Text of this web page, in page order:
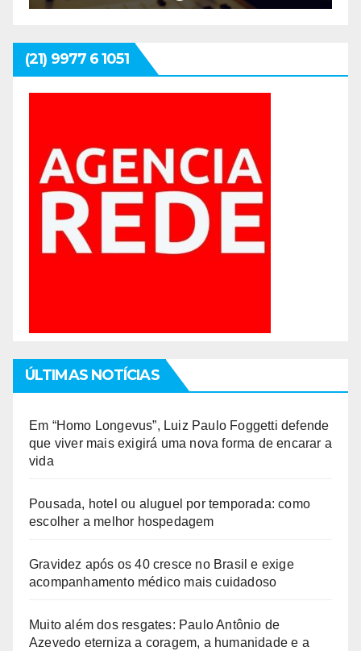
(21) 9977 6 1051
ÚLTIMAS NOTÍCIAS
Em “Homo Longevus”, Luiz Paulo Foggetti defende
que viver mais exigirá uma nova forma de encarar a
vida
Pousada, hotel ou aluguel por temporada: como
escolher a melhor hospedagem
Gravidez após os 40 cresce no Brasil e exige
acompanhamento médico mais cuidadoso
Muito além dos resgates: Paulo Antônio de
Azevedo eterniza a coragem, a humanidade e a